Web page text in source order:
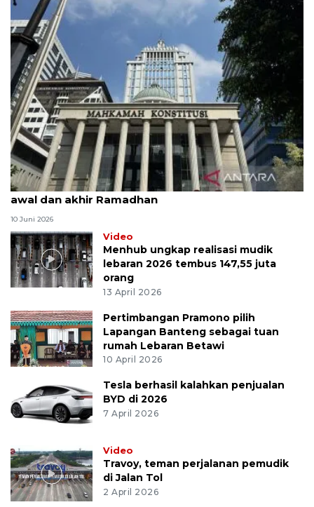
MK uji materi UU Peradilan Agama perihal isbat
awal dan akhir Ramadhan
10 Juni 2026
Video
Menhub ungkap realisasi mudik
lebaran 2026 tembus 147,55 juta
orang
13 April 2026
Pertimbangan Pramono pilih
Lapangan Banteng sebagai tuan
rumah Lebaran Betawi
10 April 2026
Tesla berhasil kalahkan penjualan
BYD di 2026
7 April 2026
Video
Travoy, teman perjalanan pemudik
di Jalan Tol
2 April 2026